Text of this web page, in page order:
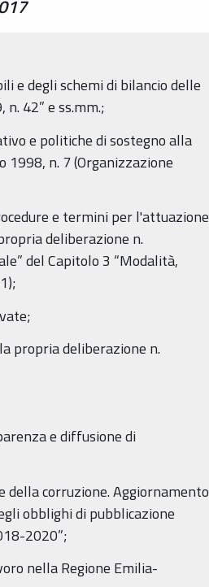
e degli schemi di bilancio delle
42” e ss.mm.;
e politiche di sostegno alla
n. 7 (Organizzazione
e termini per l'attuazione
deliberazione n.
del Capitolo 3 “Modalità,
propria deliberazione n.
e diffusione di
corruzione. Aggiornamento
obblighi di pubblicazione
2020”;
nella Regione Emilia-